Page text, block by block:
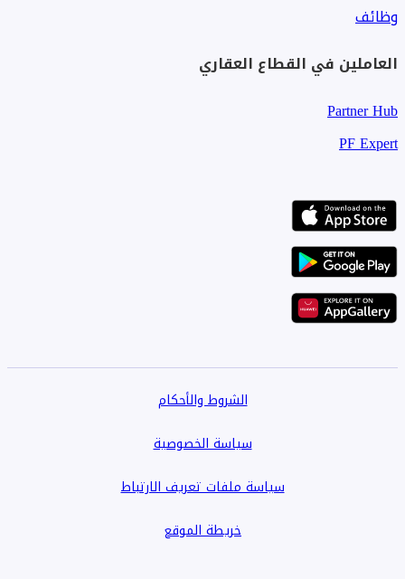
وظائف
العاملين في القطاع العقاري
Partner Hub
PF Expert
الشروط والأحكام
سياسة الخصوصية
سياسة ملفات تعريف الارتباط
خريطة الموقع